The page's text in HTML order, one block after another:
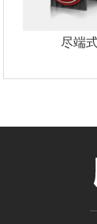
尽端